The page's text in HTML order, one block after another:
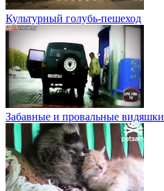
Культурный голубь-пешеход
Забавные и провальные видяшки